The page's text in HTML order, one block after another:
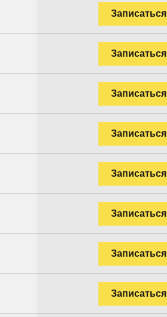
Записаться
Записаться
Записаться
Записаться
Записаться
Записаться
Записаться
Записаться